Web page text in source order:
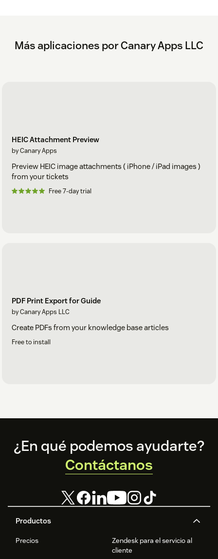
Más aplicaciones por Canary Apps LLC
HEIC Attachment Preview
by Canary Apps
Preview HEIC image attachments ( iPhone / iPad images )
from your tickets
Free 7-day trial
PDF Print Export for Guide
by Canary Apps LLC
Create PDFs from your knowledge base articles
Free to install
Footer
Productos
Precios
Zendesk para el servicio al
cliente
¿En qué podemos ayudarte?
Contáctanos